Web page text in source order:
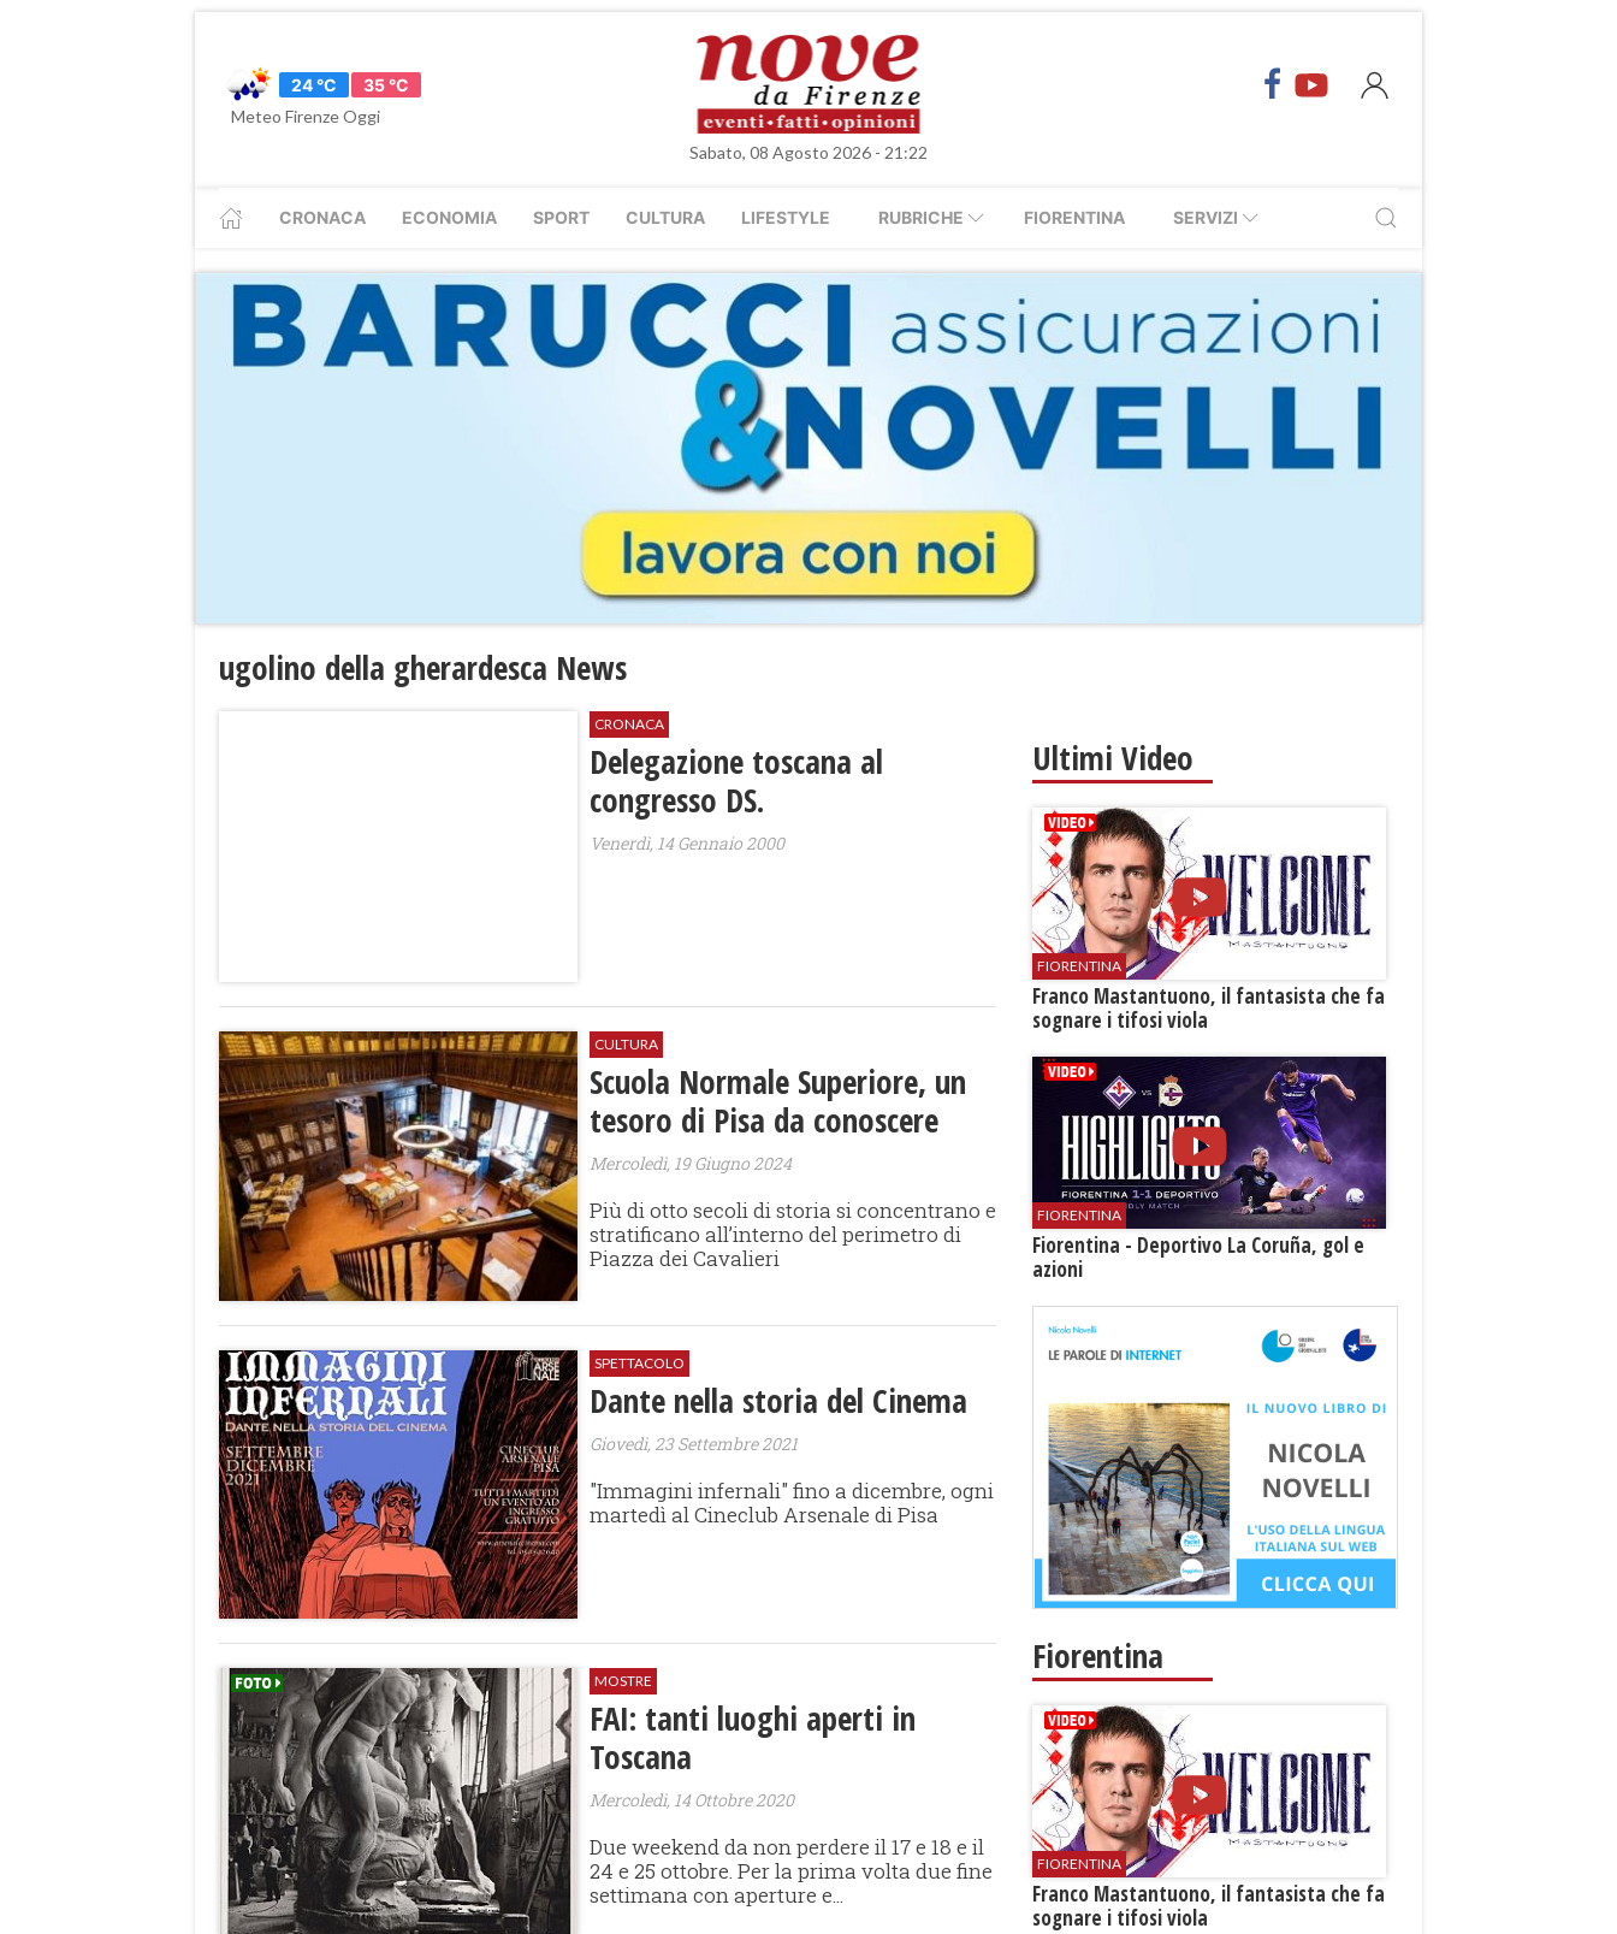
24 °C
35 °C
Meteo Firenze Oggi
Sabato, 08 Agosto 2026 - 21:22
CRONACA ECONOMIA SPORT CULTURA LIFESTYLE RUBRICHE FIORENTINA SERVIZI
ugolino della gherardesca News
CRONACA
Delegazione toscana al
congresso DS.
Venerdì, 14 Gennaio 2000
CULTURA
Scuola Normale Superiore, un
tesoro di Pisa da conoscere
Mercoledì, 19 Giugno 2024
Più di otto secoli di storia si concentrano e
stratificano all’interno del perimetro di
Piazza dei Cavalieri
SPETTACOLO
Dante nella storia del Cinema
Giovedì, 23 Settembre 2021
"Immagini infernali" fino a dicembre, ogni
martedì al Cineclub Arsenale di Pisa
MOSTRE
FAI: tanti luoghi aperti in
Toscana
Mercoledì, 14 Ottobre 2020
Due weekend da non perdere il 17 e 18 e il
24 e 25 ottobre. Per la prima volta due fine
settimana con aperture e...
Ultimi Video
FIORENTINA
Franco Mastantuono, il fantasista che fa
sognare i tifosi viola
FIORENTINA
Fiorentina - Deportivo La Coruña, gol e
azioni
Fiorentina
FIORENTINA
Franco Mastantuono, il fantasista che fa
sognare i tifosi viola